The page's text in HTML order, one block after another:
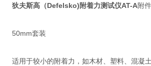
狄夫斯高（Defelsko)附着力测试仪AT-A附
50mm套装
适用于较小的附着力，如木材、塑料、混